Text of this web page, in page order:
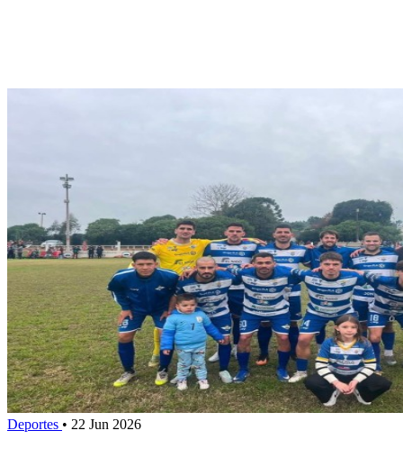
Deportes • 22 Jun 2026